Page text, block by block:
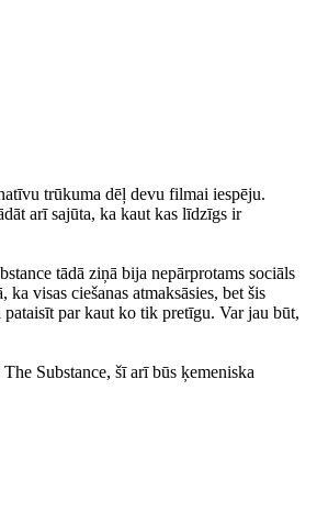
trūkuma dēļ devu filmai iespēju.
arī sajūta, ka kaut kas līdzīgs ir
tādā ziņā bija nepārprotams sociāls
visas ciešanas atmaksāsies, bet šis
par kaut ko tik pretīgu. Var jau būt,
Substance, šī arī būs ķemeniska